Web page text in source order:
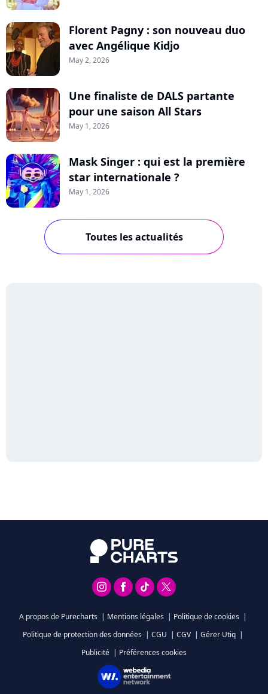
Florent Pagny : son nouveau duo
avec Angélique Kidjo
May 2, 2026
Une finaliste de DALS partante
pour une saison All Stars
May 1, 2026
Mask Singer : qui est la première
star internationale ?
May 1, 2026
Toutes les actualités
A propos de Purecharts | Mentions légales | Politique de cookies |
Politique de protection des données | CGU | CGV | Gérer Utiq |
Publicité | Préférences cookies